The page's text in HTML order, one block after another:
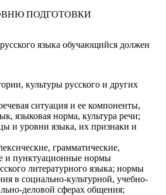
ПОДГОТОВКИ
языка обучающийся должен
культуры русского и других
ситуация и ее компоненты,
языковая норма, культура речи;
и уровни языка, их признаки и
грамматические,
и пунктуационные нормы
литературного языка; нормы
в социально-культурной, учебно-
деловой сферах общения;